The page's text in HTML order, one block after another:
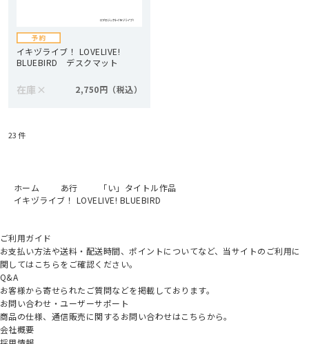
イキヅライブ！ LOVELIVE!
BLUEBIRD デスクマット
在庫 × 2,750円
23件
ホーム あ行
「い」タイトル作品
イキヅライブ！ LOVELIVE! BLUEBIRD
ご利用ガイド
お支払い方法や送料・配送時間、ポイントについてなど、当サイトのご利用に
関してはこちらをご確認ください。
Q&A
お客様から寄せられたご質問などを掲載しております。
お問い合わせ・ユーザーサポート
商品の仕様、通信販売に関するお問い合わせはこちらから。
会社概要